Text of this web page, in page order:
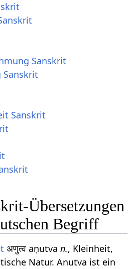
Sanskrit
Sanskrit
Sanskrit
Übersetzungen
Begriff
अणुत्व aṇutva n., Kleinheit,
Natur. Anutva ist ein